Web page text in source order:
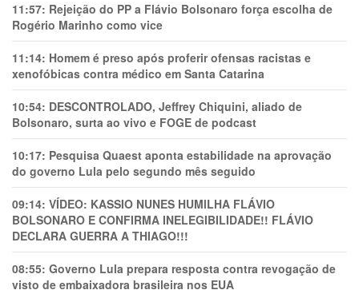
11:57: Rejeição do PP a Flávio Bolsonaro força escolha de
Rogério Marinho como vice
11:14: Homem é preso após proferir ofensas racistas e
xenofóbicas contra médico em Santa Catarina
10:54: DESCONTROLADO, Jeffrey Chiquini, aliado de
Bolsonaro, surta ao vivo e FOGE de podcast
10:17: Pesquisa Quaest aponta estabilidade na aprovação
do governo Lula pelo segundo mês seguido
09:14: VÍDEO: KASSIO NUNES HUMlLHA FLÁVIO
BOLSONARO E CONFIRMA INELEGIBILIDADE!! FLÁVIO
DECLARA GUERRA A THIAGO!!!
08:55: Governo Lula prepara resposta contra revogação de
visto de embaixadora brasileira nos EUA